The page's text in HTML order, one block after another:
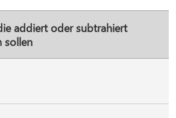
addiert oder subtrahiert
sollen